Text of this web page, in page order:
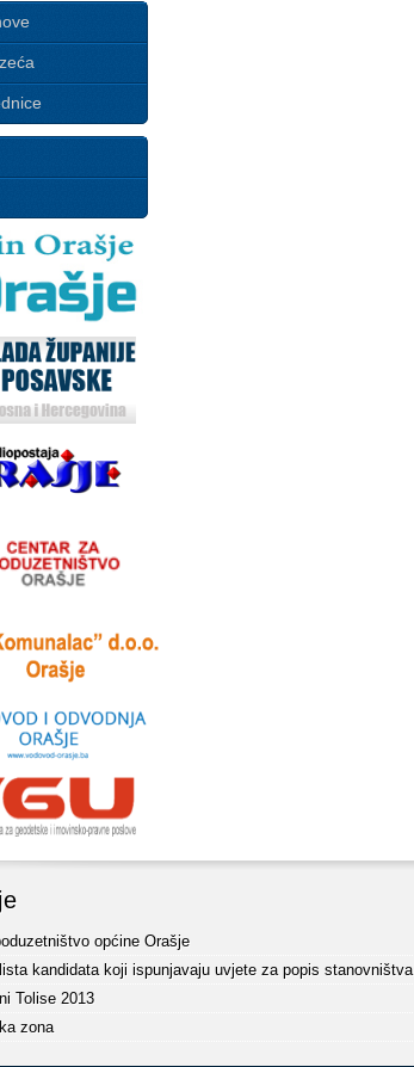
općine Orašje
kandidata koji ispunjavaju uvjete za popis stanovništva
Tolise 2013
zona